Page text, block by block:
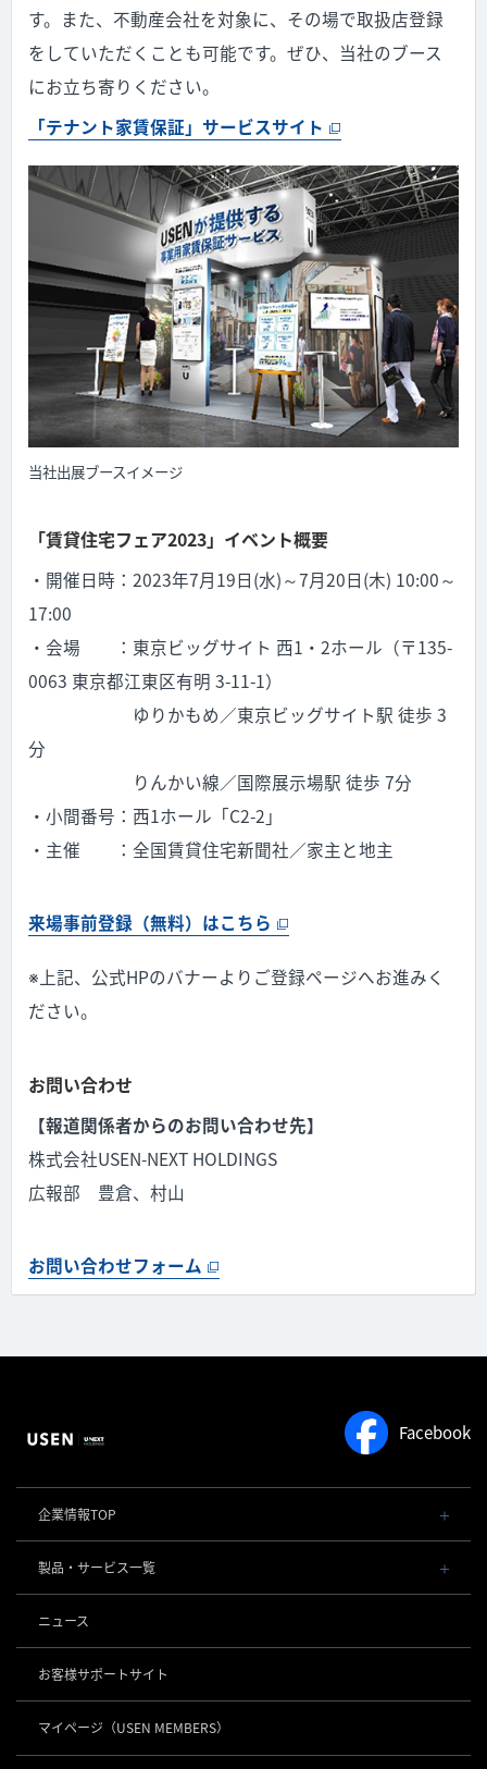
す。また、不動産会社を対象に、その場で取扱店登録
をしていただくことも可能です。ぜひ、当社のブース
にお立ち寄りください。
「テナント家賃保証」サービスサイト
当社出展ブースイメージ
「賃貸住宅フェア2023」イベント概要
・開催日時：2023年7月19日(水)～7月20日(木) 10:00～
17:00
・会場 ：東京ビッグサイト 西1・2ホール（〒135-
0063 東京都江東区有明 3-11-1）
ゆりかもめ／東京ビッグサイト駅 徒歩 3
分
りんかい線／国際展示場駅 徒歩 7分
・小間番号：西1ホール「C2-2」
・主催 ：全国賃貸住宅新聞社／家主と地主
来場事前登録（無料）はこちら
※上記、公式HPのバナーよりご登録ページへお進みく
ださい。
お問い合わせ
【報道関係者からのお問い合わせ先】
株式会社USEN-NEXT HOLDINGS
広報部 豊倉、村山
お問い合わせフォーム
Facebook
企業情報TOP
会社概要・役員一覧
事業内容
社長メッセージ
事業所一覧
店舗DX
製品・サービス一覧
POSレジ 他
USENレジ
USENセルフレジ
USEN ハンディ
USEN Mobile Order
キャッシュレス決済
USEN PAY
お役立ち情報
ニュース
お客様サポートサイト
マイページ （USEN MEMBERS）